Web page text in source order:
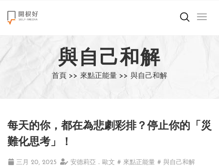
來點正能量
世界在想什麼
創造美好生活
職場商業經濟
影片專區
與自己和解
首頁 >> 來點正能量 >> 與自己和解
每天的你，都在為悲劇彩排？停止你的「災
難化思考」！
三月 20, 2025 安德莉亞．歐文 # 來點正能量 # 與自己和解